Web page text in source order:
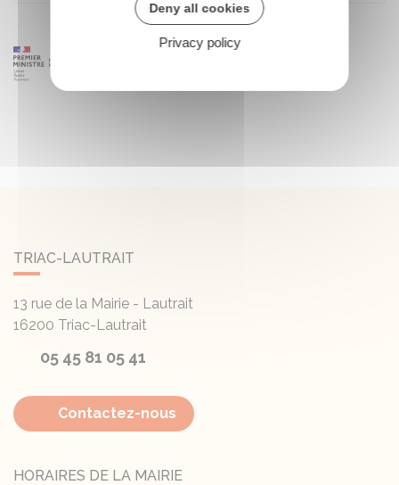
TRIAC-LAUTRAIT
13 rue de la Mairie - Lautrait
16200 Triac-Lautrait
05 45 81 05 41
Contactez-nous
HORAIRES DE LA MAIRIE
Deny all cookies
Privacy policy